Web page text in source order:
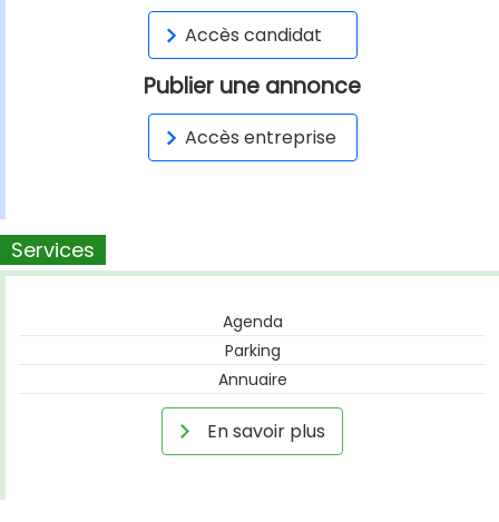
Accès candidat
Publier une annonce
Accès entreprise
Services
Agenda
Parking
Annuaire
En savoir plus